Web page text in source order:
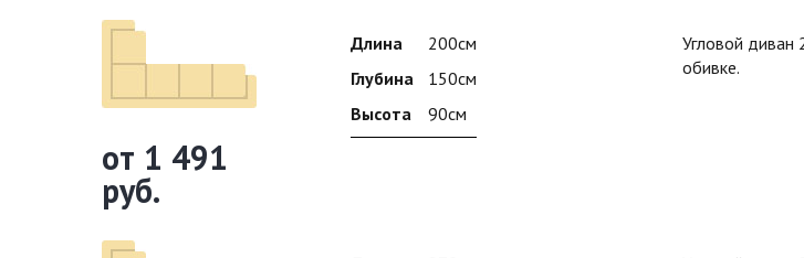
от 1 491
руб.
Длина
200см
Глубина
150см
Высота
90см
Угловой диван
обивке.